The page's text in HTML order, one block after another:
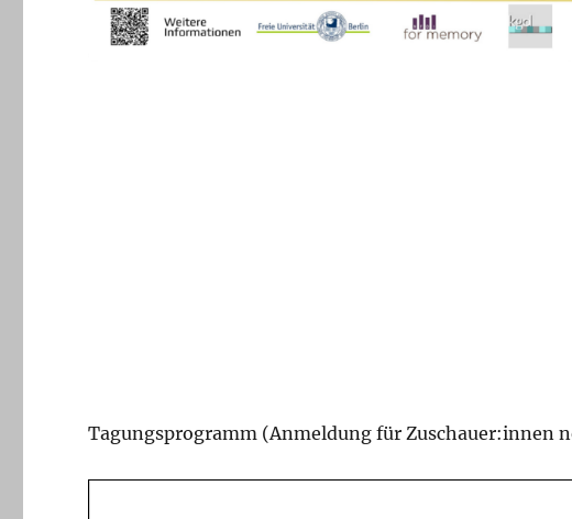
Tagungsprogramm (Anmeldung für Zuschauer:innen